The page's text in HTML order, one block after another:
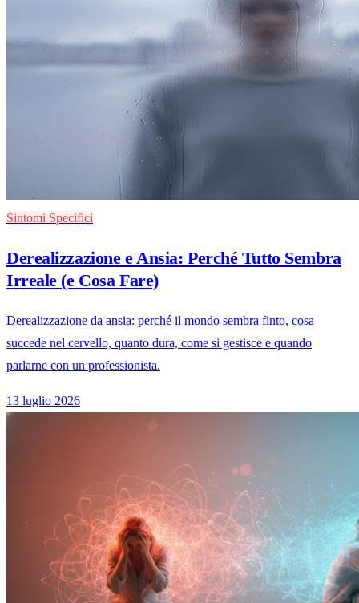
Sintomi Specifici
Derealizzazione e Ansia: Perché Tutto Sembra
Irreale (e Cosa Fare)
Derealizzazione da ansia: perché il mondo sembra finto, cosa
succede nel cervello, quanto dura, come si gestisce e quando
parlarne con un professionista.
13 luglio 2026